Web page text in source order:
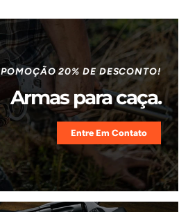
POMOÇÃO 20% DE DESCONTO!
Armas para caça.
Entre Em Contato